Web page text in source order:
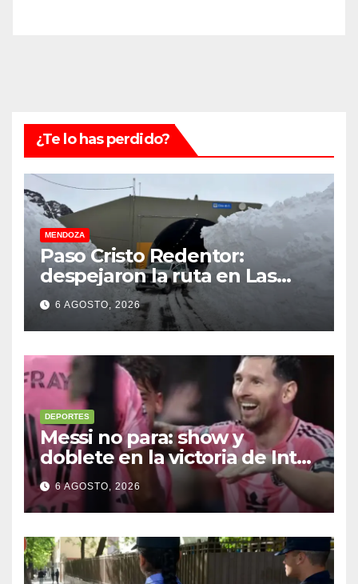
¿Te lo has perdido?
MENDOZA
Paso Cristo Redentor:
despejaron la ruta en Las
Cuevas antes de otro
temporal con unos 1.500
camiones varados
6 AGOSTO, 2026
DEPORTES
Messi no para: show y
doblete en la victoria de Inter
Miami
6 AGOSTO, 2026